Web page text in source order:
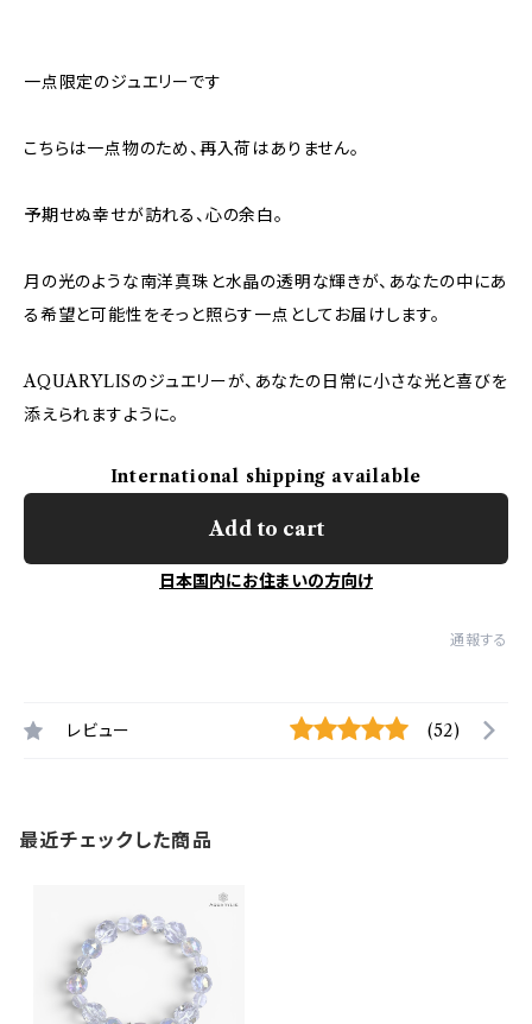
一点限定のジュエリーです
こちらは一点物のため、再入荷はありません。
予期せぬ幸せが訪れる、心の余白。
月の光のような南洋真珠と水晶の透明な輝きが、あなたの中にあ
る希望と可能性をそっと照らす一点としてお届けします。
AQUARYLISのジュエリーが、あなたの日常に小さな光と喜びを
添えられますように。
International shipping available
Add to cart
日本国内にお住まいの方向け
通報する
レビュー (52)
最近チェックした商品